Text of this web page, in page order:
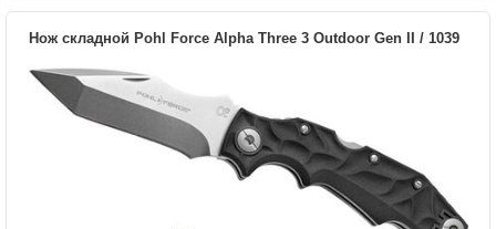
Нож складной Pohl Force Alpha Three 3 Outdoor Gen II / 1039